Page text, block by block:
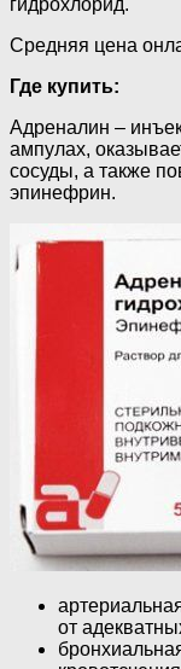
гидрохлорид.
Средняя цена
Где купить:
Адреналин –
ампулах,
сосуды, а также
эпинефрин.
от